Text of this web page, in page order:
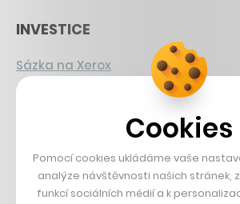
INVESTICE
Sázka na Xerox
Strnad v Pirelli
PŘÍBĚHY Z GASTRA
Boční projekt, co se zvrtnul
Cookies
Pomocí cookies ukládáme vaše
analýze návštěvnosti našich stránek,
funkcí sociálních médií a k